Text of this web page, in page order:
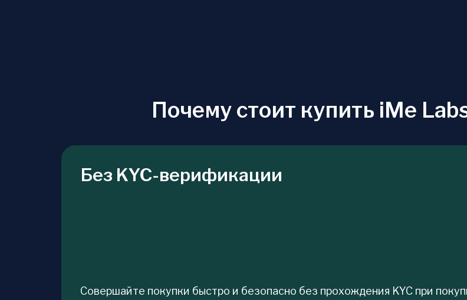
Почему стоит купить iMe
Без KYC-верификации
Совершайте покупки быстро и безопасно без прохождения KYC при